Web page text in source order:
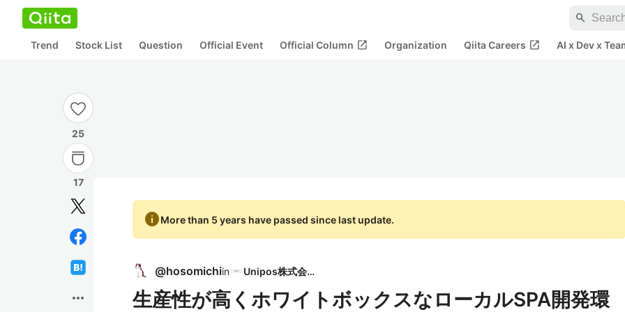
search
Trend Stock List Question Official Event Official Column open_in_new Organization Qiita Careers open_in_new AI x Dev x
25
17
more_horiz
infoMore than 5 years have passed since last update.
@hosomichiin Unipos株式会社
生産性が高くホワイトボックスなローカルSPA開発環